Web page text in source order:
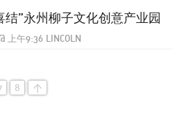
”永州柳子文化创意产业园
@ 上午9:36 LINCOLN
8 >